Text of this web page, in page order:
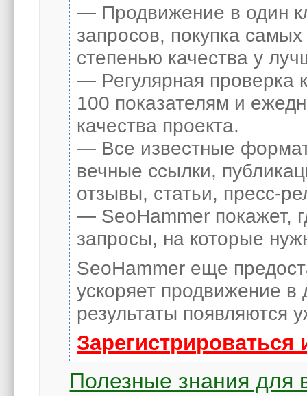
— Продвижение в один
запросов, покупка
степенью качества у
— Регулярная проверка
100 показателям и
качества проекта.
— Все известные
вечные ссылки,
отзывы, статьи, пресс-
— SeoHammer покажет,
запросы, на которые
SeoHammer еще
ускоряет продвижение в
результаты появляются
Полезные знания для